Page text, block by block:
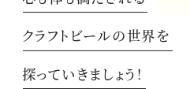
クラフトビールの世界を
探っていきましょう！